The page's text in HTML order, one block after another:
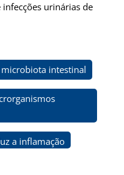
urinárias de
intestinal
a inflamação